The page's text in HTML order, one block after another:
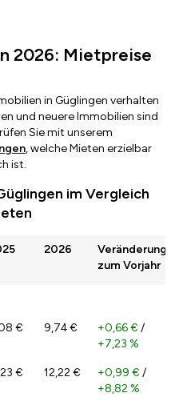
2026: Mietpreise
in Güglingen verhalten
und neuere Immobilien sind
Sie mit unserem
, welche Mieten erzielbar
ist.
im Vergleich
2026
Veränderung
zum Vorjahr
€ 9,74 € +0,66 € /
+7,23 %
€ 12,22 € +0,99 € /
+8,82 %